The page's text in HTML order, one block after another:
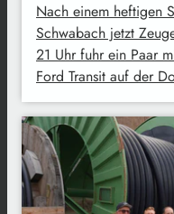
Nach einem heftigen
Schwabach jetzt
21 Uhr fuhr ein Paar
Ford Transit auf der